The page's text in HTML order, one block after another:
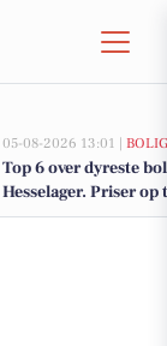
05-08-2026 13:01 |
Top 6 over dyreste
Hesselager. Priser